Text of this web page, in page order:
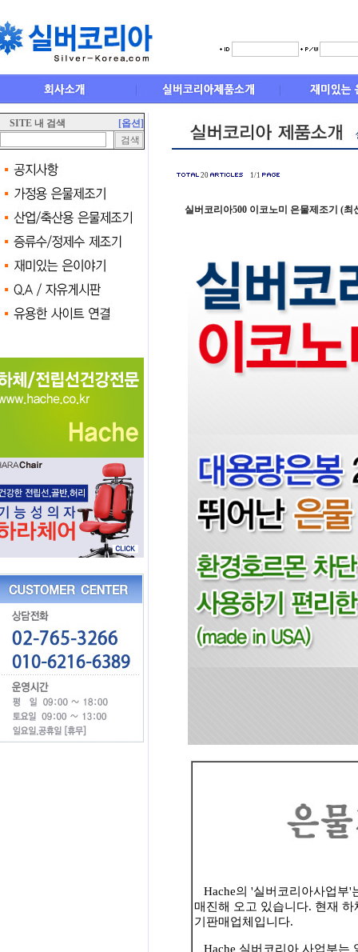
SITE 내 검색 [옵션]
20 1/1
실버코리아500 이코노미 은물제조기 (최